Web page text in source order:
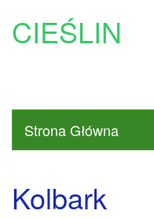
CIEŚLIN
Strona Główna
Kolbark